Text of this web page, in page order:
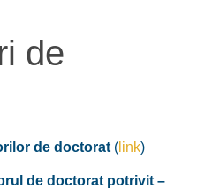
de
de doctorat ( link)
de doctorat potrivit –